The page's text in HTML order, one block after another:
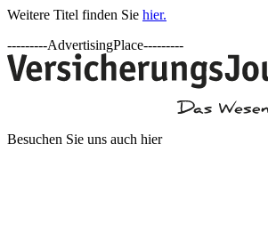
Weitere Titel finden Sie hier.
---------AdvertisingPlace---------
Besuchen Sie uns auch hier